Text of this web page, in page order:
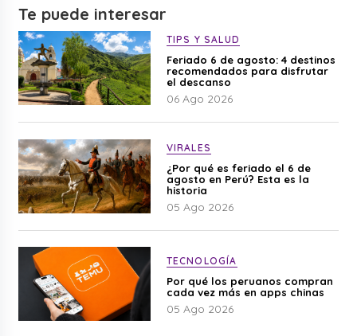
Te puede interesar
TIPS Y SALUD
Feriado 6 de agosto: 4 destinos
recomendados para disfrutar
el descanso
06 Ago 2026
VIRALES
¿Por qué es feriado el 6 de
agosto en Perú? Esta es la
historia
05 Ago 2026
TECNOLOGÍA
Por qué los peruanos compran
cada vez más en apps chinas
05 Ago 2026